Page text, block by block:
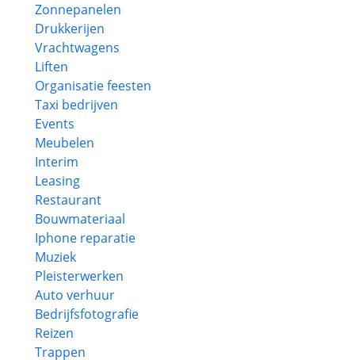
Zonnepanelen
Drukkerijen
Vrachtwagens
Liften
Organisatie feesten
Taxi bedrijven
Events
Meubelen
Interim
Leasing
Restaurant
Bouwmateriaal
Iphone reparatie
Muziek
Pleisterwerken
Auto verhuur
Bedrijfsfotografie
Reizen
Trappen